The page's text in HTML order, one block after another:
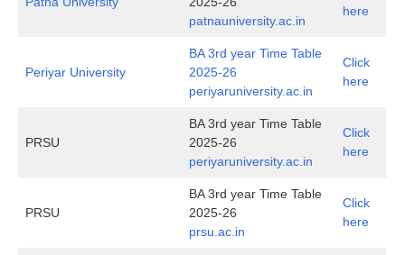
patnauniversity.ac.in
here
Periyar University
BA 3rd year Time Table
2025-26
periyaruniversity.ac.in
Click
here
PRSU
BA 3rd year Time Table
2025-26
periyaruniversity.ac.in
Click
here
PRSU
BA 3rd year Time Table
2025-26
prsu.ac.in
Click
here